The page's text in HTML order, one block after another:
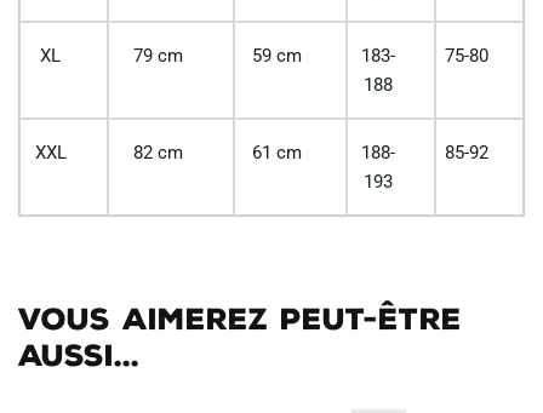
XL 79 cm 59 cm
183-
188
75-80
XXL 82 cm 61 cm
188-
193
85-92
Vous aimerez peut-être
aussi...